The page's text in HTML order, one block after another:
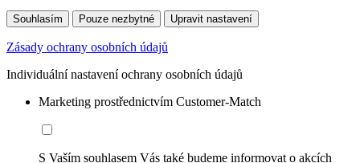
Souhlasím Pouze nezbytné Upravit nastavení
Zásady ochrany osobních údajů
Individuální nastavení ochrany osobních údajů
Marketing prostřednictvím Customer-Match
S Vaším souhlasem Vás také budeme informovat o akcích